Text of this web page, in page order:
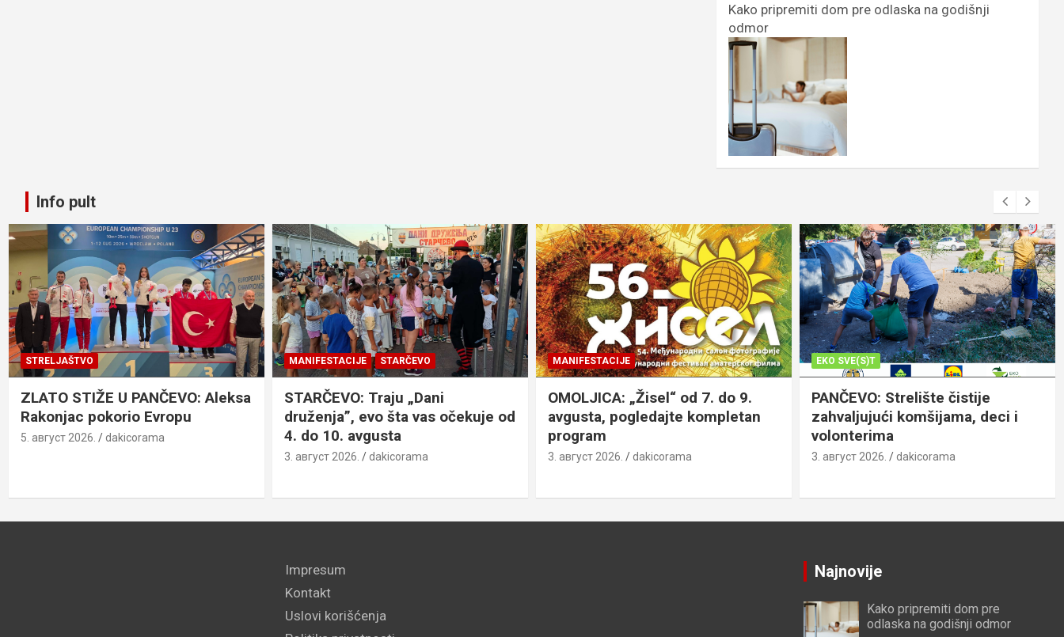
Kako pripremiti dom pre odlaska na godišnji
odmor
Info pult
STRELJAŠTVO
ZLATO STIŽE U PANČEVO: Aleksa
Rakonjac pokorio Evropu
5. август 2026. dakicorama
MANIFESTACIJE STARČEVO
STARČEVO: Traju „Dani
druženja”, evo šta vas očekuje od
4. do 10. avgusta
3. август 2026. dakicorama
MANIFESTACIJE
OMOLJICA: „Žisel“ od 7. do 9.
avgusta, pogledajte kompletan
program
3. август 2026. dakicorama
EKO SVE(S)T
PANČEVO: Strelište čistije
zahvaljujući komšijama, deci i
volonterima
3. август 2026. dakicorama
Impresum
Kontakt
Uslovi korišćenja
Najnovije
Kako pripremiti dom pre
odlaska na godišnji odmor